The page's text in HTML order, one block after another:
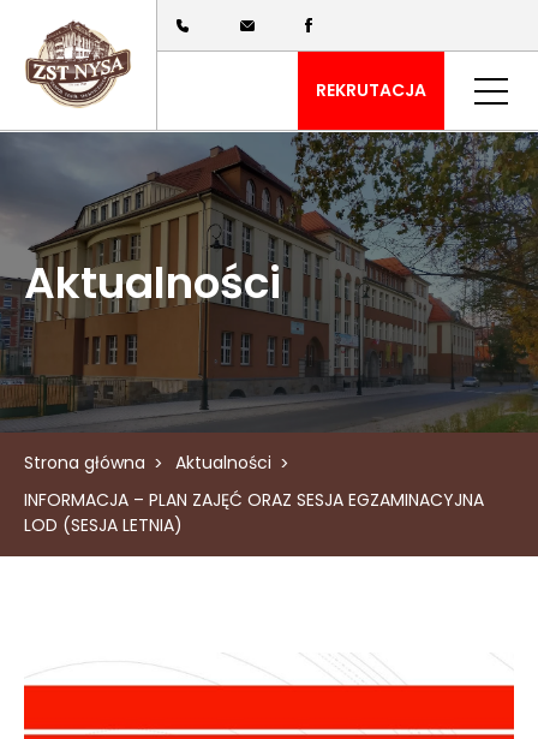
REKRUTACJA
Aktualności
Strona główna
Aktualności
INFORMACJA – PLAN ZAJĘĆ ORAZ SESJA EGZAMINACYJNA
LOD (SESJA LETNIA)